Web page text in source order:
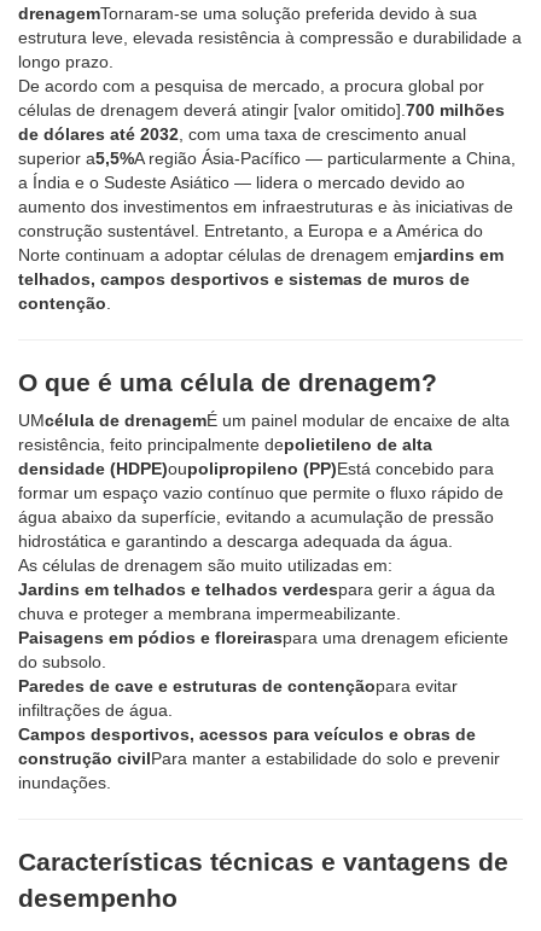
drenagemTornaram-se uma solução preferida devido à sua
estrutura leve, elevada resistência à compressão e durabilidade a
longo prazo.
De acordo com a pesquisa de mercado, a procura global por
células de drenagem deverá atingir [valor omitido]. 700 milhões
de dólares até 2032 , com uma taxa de crescimento anual
superior a5,5%A região Ásia-Pacífico — particularmente a China,
a Índia e o Sudeste Asiático — lidera o mercado devido ao
aumento dos investimentos em infraestruturas e às iniciativas de
construção sustentável. Entretanto, a Europa e a América do
Norte continuam a adoptar células de drenagem emjardins em
telhados, campos desportivos e sistemas de muros de
contenção
O que é uma célula de drenagem?
UMcélula de drenagemÉ um painel modular de encaixe de alta
resistência, feito principalmente depolietileno de alta
densidade (HDPE)oupolipropileno (PP)Está concebido para
formar um espaço vazio contínuo que permite o fluxo rápido de
água abaixo da superfície, evitando a acumulação de pressão
hidrostática e garantindo a descarga adequada da água.
As células de drenagem são muito utilizadas em:
Jardins em telhados e telhados verdespara gerir a água da
chuva e proteger a membrana impermeabilizante.
Paisagens em pódios e floreiraspara uma drenagem eficiente
do subsolo.
Paredes de cave e estruturas de contençãopara evitar
infiltrações de água.
Campos desportivos, acessos para veículos e obras de
construção civilPara manter a estabilidade do solo e prevenir
inundações.
Características técnicas e vantagens de
desempenho